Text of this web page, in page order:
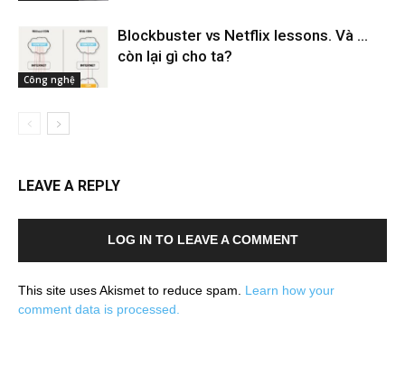
Công nghệ
Blockbuster vs Netflix lessons. Và …
còn lại gì cho ta?
LEAVE A REPLY
LOG IN TO LEAVE A COMMENT
This site uses Akismet to reduce spam. Learn how your
comment data is processed.